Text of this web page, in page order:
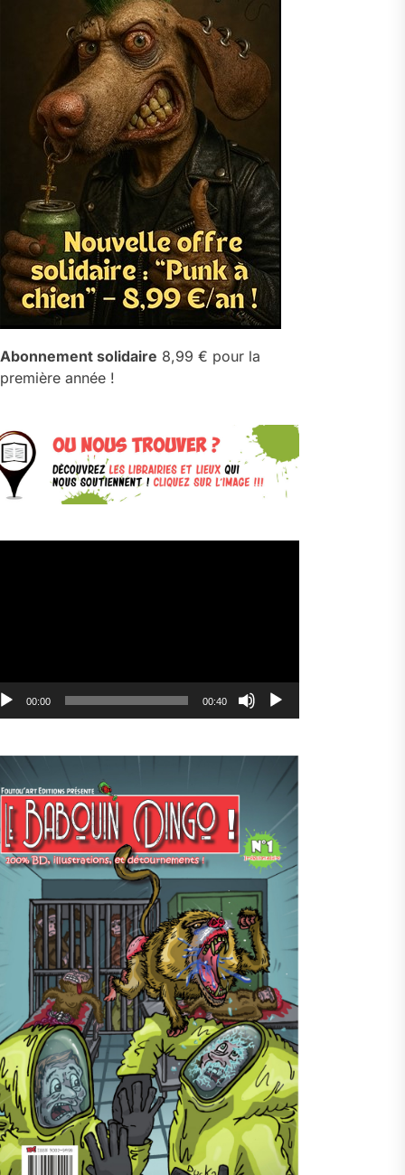
Abonnement solidaire 8,99 € pour la
première année !
00:00 00:40